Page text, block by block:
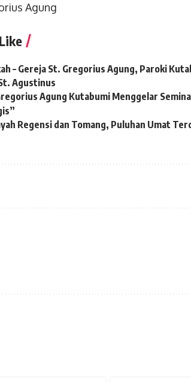
Agung
– Gereja St. Gregorius Agung, Paroki
Agustinus
Agung Kutabumi Menggelar
Regensi dan Tomang, Puluhan Umat